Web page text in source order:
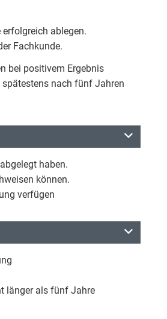
ablegen.
Fachkunde.
bei positivem Ergebnis
spätestens nach fünf Jahren
haben.
können.
verfügen
länger als fünf Jahre